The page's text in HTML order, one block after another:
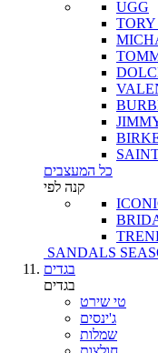
UGG
כל המעצבים
קנה לפי
SANDALS
בגדים
בגדים
טי שירט
ג'ינסים
שמלות